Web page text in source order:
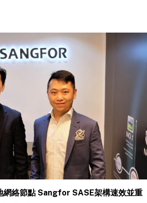
，從而讓國內的分公司或分行，可以快速連
認證規格的零信任機制，安全提升公司營運效
少公司營運時都採用軟件即服務（
散各地的零售點使用。…
網絡節點 Sangfor SASE架構速效並重